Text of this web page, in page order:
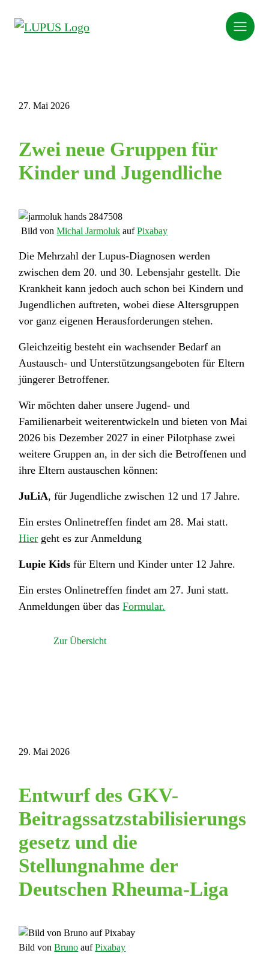
27. Mai 2026
Zwei neue Gruppen für
Kinder und Jugendliche
Bild vonMichal Jarmoluk aufPixabay
Die Mehrzahl der Lupus-Diagnosen werden
zwischen dem 20. und 30. Lebensjahr gestellt. Die
Krankheit kann jedoch auch schon bei Kindern und
Jugendlichen auftreten, wobei diese Altersgruppen
vor ganz eigenen Herausforderungen stehen.
Gleichzeitig besteht ein wachsender Bedarf an
Austausch- und Unterstützungsangeboten für Eltern
jüngerer Betroffener.
Wir möchten daher unsere Jugend- und
Familienarbeit weiterentwickeln und bieten von Mai
2026 bis Dezember 2027 in einer Pilotphase zwei
weitere Gruppen an, in der sich die Betroffenen und
ihre Eltern austauschen können:
JuLiA, für Jugendliche zwischen 12 und 17 Jahre.
Ein erstes Onlinetreffen findet am 28. Mai statt.
Hier geht es zur Anmeldung
Lupie Kids für Eltern und Kinder unter 12 Jahre.
Ein erstes Onlinetreffen findet am 27. Juni statt.
Anmeldungen über dasFormular.
Zur Übersicht
29. Mai 2026
Entwurf des GKV-
Beitragssatzstabilisierungs
gesetz und die
Stellungnahme der
Deutschen Rheuma-Liga
Bild vonBruno aufPixabay